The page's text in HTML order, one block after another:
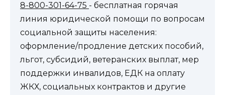
8-800-301-64-75 - бесплатная горячая
линия юридической помощи по вопросам
социальной защиты населения:
оформление/продление детских пособий,
льгот, субсидий, ветеранских выплат, мер
поддержки инвалидов, ЕДК на оплату
ЖКХ, социальных контрактов и другие